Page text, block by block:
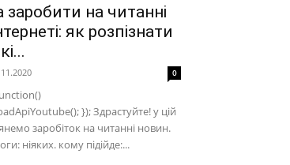
на читанні
як розпізнати
0
}); Здрастуйте! у цій
заробіток на читанні новин.
ніяких. кому підійде:...